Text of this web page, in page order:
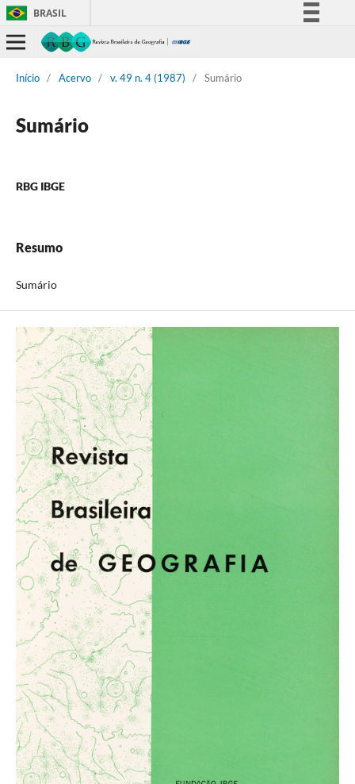
BRASIL
Participe
Início / Acervo / v. 49 n. 4 (1987) / Sumário
Sumário
RBG IBGE
Resumo
Sumário